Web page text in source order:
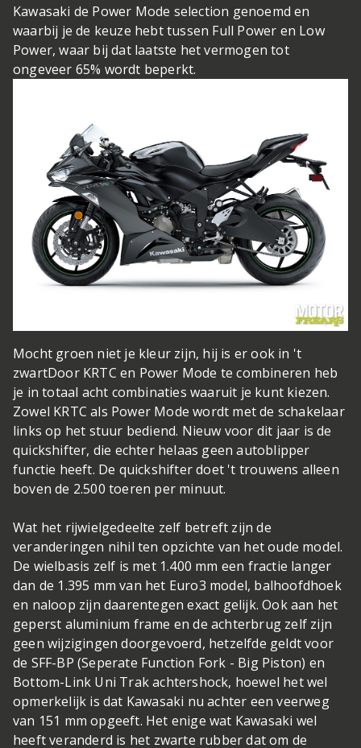
Kawasaki de Power Mode selection genoemd en
waarbij je de keuze hebt tussen Full Power en Low
Power, waar bij dat laatste het vermogen tot
ongeveer 65% wordt beperkt.
Mocht groen niet je kleur zijn, hij is er ook in 't
zwartDoor KRTC en Power Mode te combineren heb
je in totaal acht combinaties waaruit je kunt kiezen.
Zowel KRTC als Power Mode wordt met de schakelaar
links op het stuur bediend. Nieuw voor dit jaar is de
quickshifter, die echter helaas geen autoblipper
functie heeft. De quickshifter doet 't trouwens alleen
boven de 2.500 toeren per minuut.
Wat het rijwielgedeelte zelf betreft zijn de
veranderingen nihil ten opzichte van het oude model.
De wielbasis zelf is met 1.400 mm een fractie langer
dan de 1.395 mm van het Euro3 model, balhoofdhoek
en naloop zijn daarentegen exact gelijk. Ook aan het
geperst aluminium frame en de achterbrug zelf zijn
geen wijzigingen doorgevoerd, hetzelfde geldt voor
de SFF-BP (Seperate Function Fork - Big Piston) en
Bottom-Link Uni Trak achtershock, hoewel het wel
opmerkelijk is dat Kawasaki nu achter een veerweg
van 151 mm opgeeft. Het enige wat Kawasaki wel
heeft veranderd is het zwarte rubber dat om de